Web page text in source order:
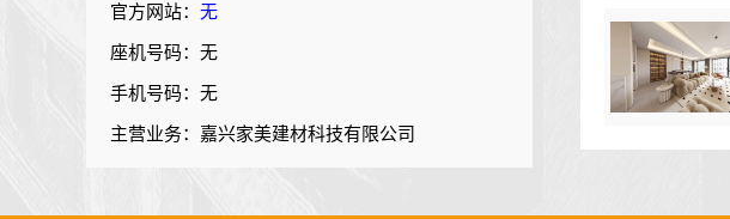
官方网站： 无
座机号码：无
手机号码：无
主营业务：嘉兴家美建材科技有限公司